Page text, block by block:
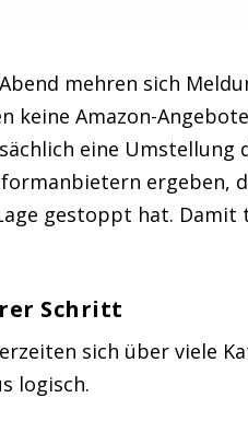
mehren sich
keine Amazon-
eine Umstellung
ergeben,
gestoppt hat.
Schritt
sich über viele
logisch.